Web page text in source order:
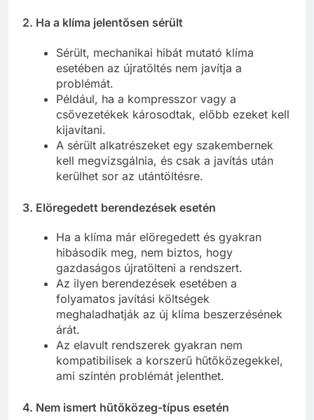
2. Ha a klíma jelentősen sérült
Sérült, mechanikai hibát mutató klíma
esetében az újratöltés nem javítja a
problémát.
Például, ha a kompresszor vagy a
csővezetékek károsodtak, előbb ezeket kell
kijavítani.
A sérült alkatrészeket egy szakembernek
kell megvizsgálnia, és csak a javítás után
kerülhet sor az utántöltésre.
3. Elöregedett berendezések esetén
Ha a klíma már elöregedett és gyakran
hibásodik meg, nem biztos, hogy
gazdaságos újratölteni a rendszert.
Az ilyen berendezések esetében a
folyamatos javítási költségek
meghaladhatják az új klíma beszerzésének
árát.
Az elavult rendszerek gyakran nem
kompatibilisek a korszerű hűtőközegekkel,
ami szintén problémát jelenthet.
4. Nem ismert hűtőközeg-típus esetén